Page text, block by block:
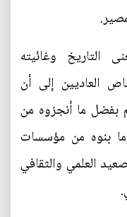
التاريخ وغائيته
العاديين إلى أن
بفضل ما أنجزوه من
بنوه من مؤسسات
العلمي والثقافي